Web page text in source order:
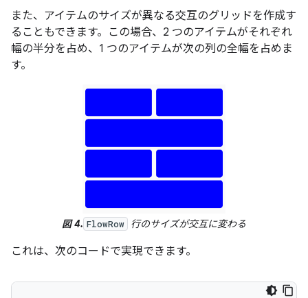
また、アイテムのサイズが異なる交互のグリッドを作成す
ることもできます。この場合、2 つのアイテムがそれぞれ
幅の半分を占め、1 つのアイテムが次の列の全幅を占めま
す。
図 4. FlowRow 行のサイズが交互に変わる
これは、次のコードで実現できます。